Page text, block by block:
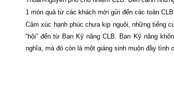
1 món quà từ các khách mời gửi đến các toàn
Cảm xúc hạnh phúc chưa kịp nguôi, những tiếng
“hội” đến từ Ban Kỹ năng CLB. Ban Kỹ năng
nghĩa, mà đó còn là một giáng sinh muộn đầy tình